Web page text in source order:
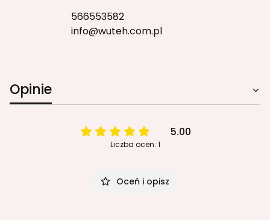
566553582
info@wuteh.com.pl
Opinie
5.00
Liczba ocen: 1
Oceń i opisz